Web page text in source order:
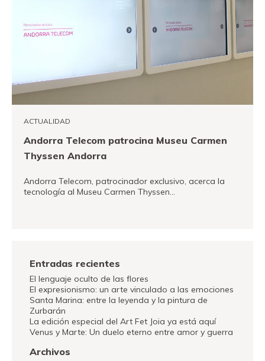
ACTUALIDAD
Andorra Telecom patrocina Museu Carmen
Thyssen Andorra
Andorra Telecom, patrocinador exclusivo, acerca la
tecnología al Museu Carmen Thyssen…
Entradas recientes
El lenguaje oculto de las flores
El expresionismo: un arte vinculado a las emociones
Santa Marina: entre la leyenda y la pintura de
Zurbarán
La edición especial del Art Fet Joia ya está aquí
Venus y Marte: Un duelo eterno entre amor y guerra
Archivos